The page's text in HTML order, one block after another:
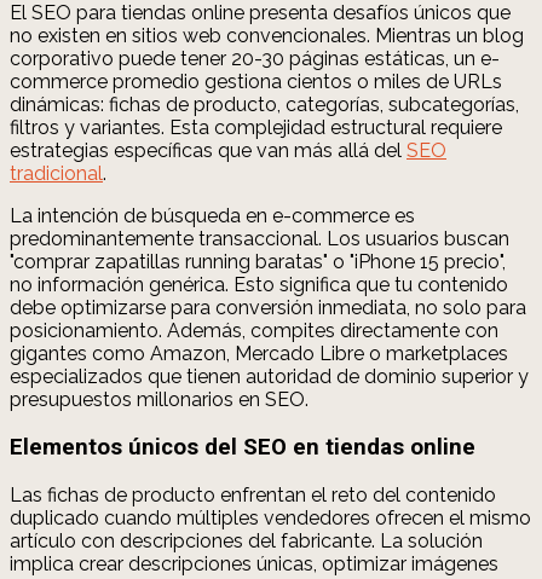
El SEO para tiendas online presenta desafíos únicos que
no existen en sitios web convencionales. Mientras un blog
corporativo puede tener 20-30 páginas estáticas, un e-
commerce promedio gestiona cientos o miles de URLs
dinámicas: fichas de producto, categorías, subcategorías,
filtros y variantes. Esta complejidad estructural requiere
estrategias específicas que van más allá del SEO
tradicional.
La intención de búsqueda en e-commerce es
predominantemente transaccional. Los usuarios buscan
"comprar zapatillas running baratas" o "iPhone 15 precio",
no información genérica. Esto significa que tu contenido
debe optimizarse para conversión inmediata, no solo para
posicionamiento. Además, compites directamente con
gigantes como Amazon, Mercado Libre o marketplaces
especializados que tienen autoridad de dominio superior y
presupuestos millonarios en SEO.
Elementos únicos del SEO en tiendas online
Las fichas de producto enfrentan el reto del contenido
duplicado cuando múltiples vendedores ofrecen el mismo
artículo con descripciones del fabricante. La solución
implica crear descripciones únicas, optimizar imágenes